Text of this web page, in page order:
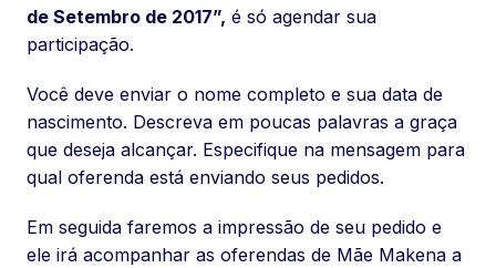
de Setembro de 2017”, é só agendar sua
participação.
Você deve enviar o nome completo e sua data de
nascimento. Descreva em poucas palavras a graça
que deseja alcançar. Especifique na mensagem para
qual oferenda está enviando seus pedidos.
Em seguida faremos a impressão de seu pedido e
ele irá acompanhar as oferendas de Mãe Makena a